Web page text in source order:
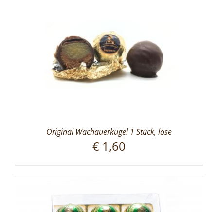
Original Wachauerkugel 1 Stück, lose
€ 1,60